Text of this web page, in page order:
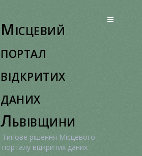
Місцевий
портал
відкритих
даних
Львівщини
Типове рішення Місцевого
порталу відкритих даних